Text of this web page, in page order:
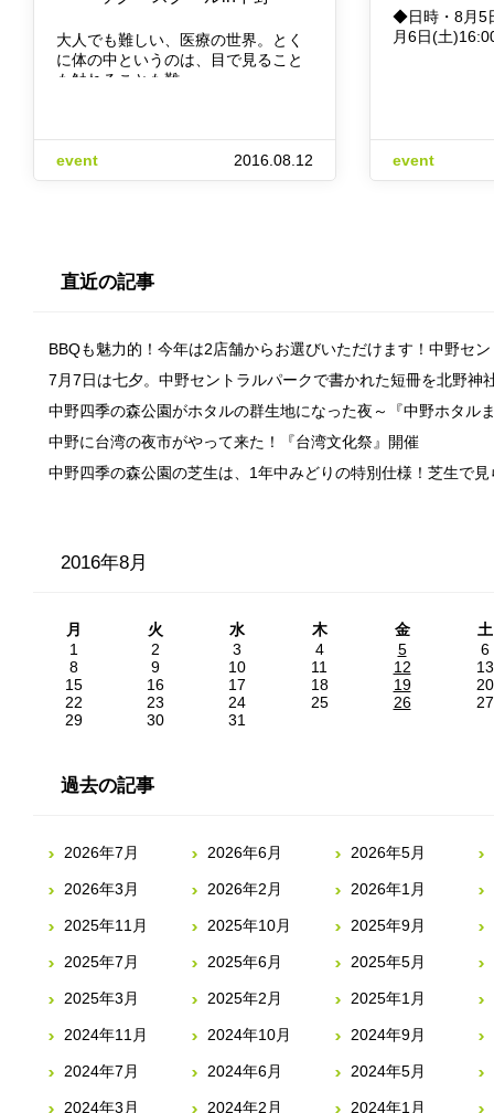
大人でも難しい、医療の世界。とく
に体の中というのは、目で見ること
も触れることも難…
event 2016.08.12
◆日時・8月5
月6日(土
event
直近の記事
BBQも魅力的！今年は2店舗からお選びいただけます！中野セ
7月7日は七夕。中野セントラルパークで書かれた短冊を北野神
中野四季の森公園がホタルの群生地になった夜～『中野ホタル
中野に台湾の夜市がやって来た！『台湾文化祭』開催
中野四季の森公園の芝生は、1年中みどりの特別仕様！芝生で
2016年8月
月 火 水 木 金
土
1
2 3 4 5
6
8
9 10 11 12
13
15
16 17 18 19
20
22
23 24 25 26
27
29
30 31
過去の記事
2026年7月 2026年6月 2026年5月
2026年3月 2026年2月 2026年1月
2025年11月 2025年10月 2025年9月
2025年7月 2025年6月 2025年5月
2025年3月 2025年2月 2025年1月
2024年11月 2024年10月 2024年9月
2024年7月 2024年6月 2024年5月
2024年3月 2024年2月 2024年1月